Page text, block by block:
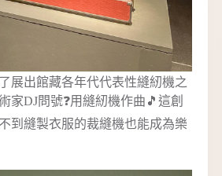
展出館藏各年代代表性縫紉機之
家DJ問號❓用縫紉機作曲🎵這創
到縫製衣服的裁縫機也能成為樂